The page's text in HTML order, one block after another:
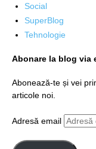
Social
SuperBlog
Tehnologie
Abonare la blog via
Abonează-te și vei
articole noi.
Adresă email